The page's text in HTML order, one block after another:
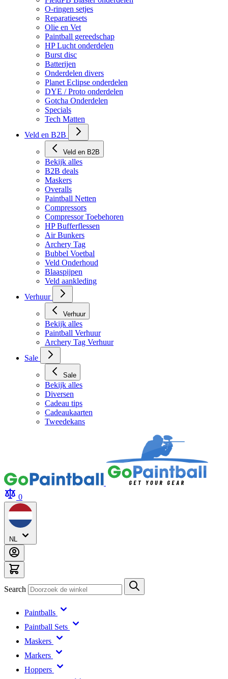
O-ringen setjes
Reparatiesets
Olie en Vet
Paintball gereedschap
HP Lucht onderdelen
Burst disc
Batterijen
Onderdelen divers
Planet Eclipse onderdelen
DYE / Proto onderdelen
Gotcha Onderdelen
Specials
Tech Matten
Veld en B2B
Veld en B2B
Bekijk alles
B2B deals
Maskers
Overalls
Paintball Netten
Compressors
Compressor Toebehoren
HP Bufferflessen
Air Bunkers
Archery Tag
Bubbel Voetbal
Veld Onderhoud
Blaaspijpen
Veld aankleding
Verhuur
Verhuur
Bekijk alles
Paintball Verhuur
Archery Tag Verhuur
Sale
Sale
Bekijk alles
Diversen
Cadeau tips
Cadeaukaarten
Tweedekans
0
NL
Search
Paintballs
Paintball Sets
Maskers
Markers
Hoppers